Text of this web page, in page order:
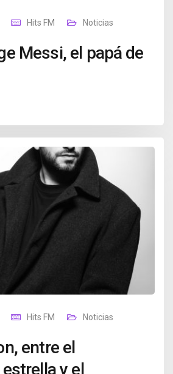
Hits FM Noticias
Messi, el papá de
Hits FM Noticias
entre el
y el